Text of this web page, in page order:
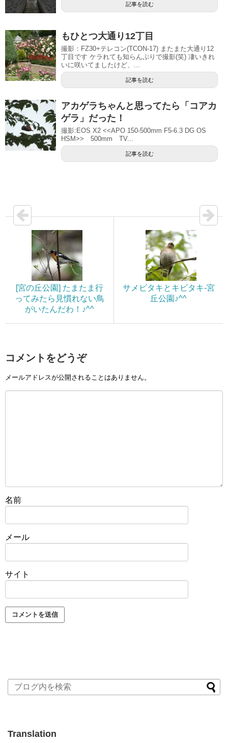
記事を読む
もひとつ大通り12丁目
撮影：FZ30+テレコン(TCON-17) またまた大通り12
丁目です ケラれても知らんぷりで撮影(笑) 凄いきれ
いに咲いてましたけど、...
記事を読む
アカゲラちゃんと思ってたら「コアカ
ゲラ」だった！
撮影:EOS X2 <<APO 150-500mm F5-6.3 DG OS
HSM>> 500mm TV...
記事を読む
[宮の丘公園] たまたま行
ってみたら見慣れない鳥
がいたんだわ！♪^^
サメビタキとキビタキ-宮
丘公園♪^^
コメントをどうぞ
メールアドレスが公開されることはありません。
名前
メール
サイト
Translation